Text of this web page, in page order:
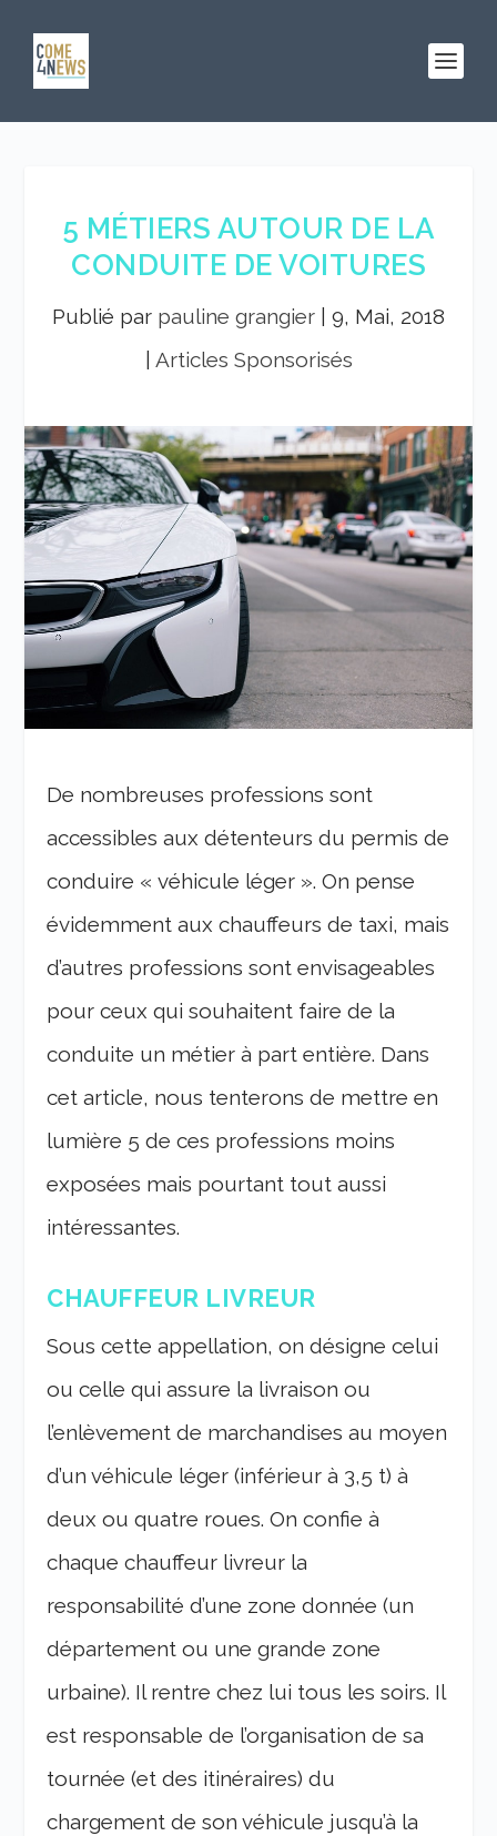
5 MÉTIERS AUTOUR DE LA
CONDUITE DE VOITURES
Publié par pauline grangier
9, Mai, 2018
Articles Sponsorisés
De nombreuses professions sont
accessibles aux détenteurs du permis de
conduire « véhicule léger ». On pense
évidemment aux chauffeurs de taxi, mais
d’autres professions sont envisageables
pour ceux qui souhaitent faire de la
conduite un métier à part entière. Dans
cet article, nous tenterons de mettre en
lumière 5 de ces professions moins
exposées mais pourtant tout aussi
intéressantes.
CHAUFFEUR LIVREUR
Sous cette appellation, on désigne celui
ou celle qui assure la livraison ou
l’enlèvement de marchandises au moyen
d’un véhicule léger (inférieur à 3,5 t) à
deux ou quatre roues. On confie à
chaque chauffeur livreur la
responsabilité d’une zone donnée (un
département ou une grande zone
urbaine). Il rentre chez lui tous les soirs. Il
est responsable de l’organisation de sa
tournée (et des itinéraires) du
chargement de son véhicule jusqu’à la